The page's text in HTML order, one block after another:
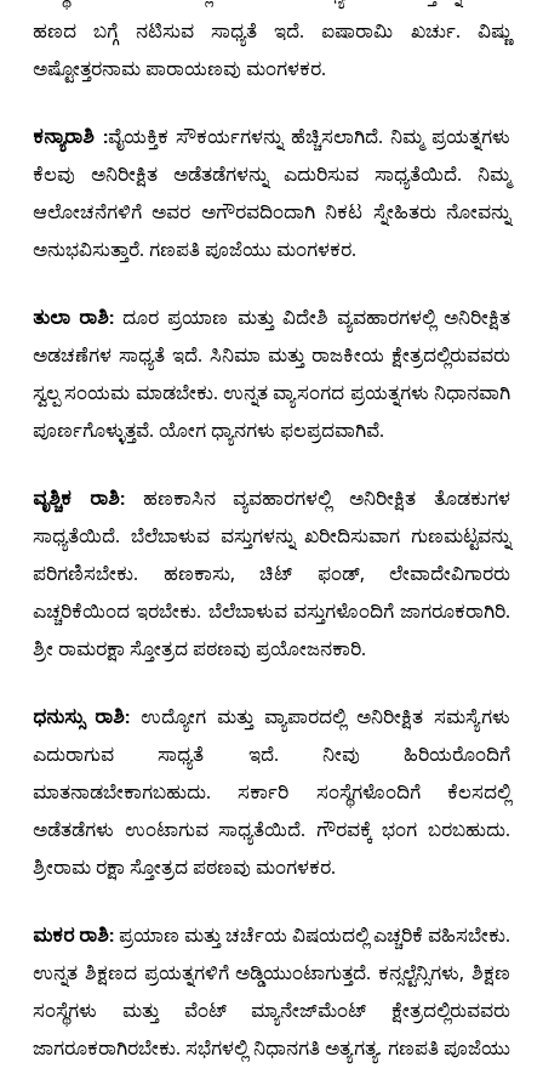
ಹಣದ ಬಗ್ಗೆ ನಟಿಸುವ ಸಾಧ್ಯತೆ ಇದೆ. ಐಷಾರಾಮಿ ಖರ್ಚು. ವಿಷ್ಣು
ಅಷ್ಟೋತ್ತರನಾಮ ಪಾರಾಯಣವು ಮಂಗಳಕರ.
ಕನ್ಯಾರಾಶಿ :ವೈಯಕ್ತಿಕ ಸೌಕರ್ಯಗಳನ್ನು ಹೆಚ್ಚಿಸಲಾಗಿದೆ. ನಿಮ್ಮ ಪ್ರಯತ್ನಗಳು
ಕೆಲವು ಅನಿರೀಕ್ಷಿತ ಅಡೆತಡೆಗಳನ್ನು ಎದುರಿಸುವ ಸಾಧ್ಯತೆಯಿದೆ. ನಿಮ್ಮ
ಆಲೋಚನೆಗಳಿಗೆ ಅವರ ಅಗೌರವದಿಂದಾಗಿ ನಿಕಟ ಸ್ನೇಹಿತರು ನೋವನ್ನು
ಅನುಭವಿಸುತ್ತಾರೆ. ಗಣಪತಿ ಪೂಜೆಯು ಮಂಗಳಕರ.
ತುಲಾ ರಾಶಿ:ದೂರ ಪ್ರಯಾಣ ಮತ್ತು ವಿದೇಶಿ ವ್ಯವಹಾರಗಳಲ್ಲಿ ಅನಿರೀಕ್ಷಿತ
ಅಡಚಣೆಗಳ ಸಾಧ್ಯತೆ ಇದೆ. ಸಿನಿಮಾ ಮತ್ತು ರಾಜಕೀಯ ಕ್ಷೇತ್ರದಲ್ಲಿರುವವರು
ಸ್ವಲ್ಪ ಸಂಯಮ ಮಾಡಬೇಕು. ಉನ್ನತ ವ್ಯಾಸಂಗದ ಪ್ರಯತ್ನಗಳು ನಿಧಾನವಾಗಿ
ಪೂರ್ಣಗೊಳ್ಳುತ್ತವೆ. ಯೋಗ ಧ್ಯಾನಗಳು ಫಲಪ್ರದವಾಗಿವೆ.
ವೃಶ್ಚಿಕ ರಾಶಿ: ಹಣಕಾಸಿನ ವ್ಯವಹಾರಗಳಲ್ಲಿ ಅನಿರೀಕ್ಷಿತ ತೊಡಕುಗಳ
ಸಾಧ್ಯತೆಯಿದೆ. ಬೆಲೆಬಾಳುವ ವಸ್ತುಗಳನ್ನು ಖರೀದಿಸುವಾಗ ಗುಣಮಟ್ಟವನ್ನು
ಪರಿಗಣಿಸಬೇಕು. ಹಣಕಾಸು, ಚಿಟ್ ಫಂಡ್, ಲೇವಾದೇವಿಗಾರರು
ಎಚ್ಚರಿಕೆಯಿಂದ ಇರಬೇಕು. ಬೆಲೆಬಾಳುವ ವಸ್ತುಗಳೊಂದಿಗೆ ಜಾಗರೂಕರಾಗಿರಿ.
ಶ್ರೀ ರಾಮರಕ್ಷಾ ಸ್ತೋತ್ರದ ಪಠಣವು ಪ್ರಯೋಜನಕಾರಿ.
ಧನುಸ್ಸು ರಾಶಿ: ಉದ್ಯೋಗ ಮತ್ತು ವ್ಯಾಪಾರದಲ್ಲಿ ಅನಿರೀಕ್ಷಿತ ಸಮಸ್ಯೆಗಳು
ಎದುರಾಗುವ ಸಾಧ್ಯತೆ ಇದೆ. ನೀವು ಹಿರಿಯರೊಂದಿಗೆ
ಮಾತನಾಡಬೇಕಾಗಬಹುದು. ಸರ್ಕಾರಿ ಸಂಸ್ಥೆಗಳೊಂದಿಗೆ ಕೆಲಸದಲ್ಲಿ
ಅಡೆತಡೆಗಳು ಉಂಟಾಗುವ ಸಾಧ್ಯತೆಯಿದೆ. ಗೌರವಕ್ಕೆ ಭಂಗ ಬರಬಹುದು.
ಶ್ರೀರಾಮ ರಕ್ಷಾ ಸ್ತೋತ್ರದ ಪಠಣವು ಮಂಗಳಕರ.
ಮಕರ ರಾಶಿ: ಪ್ರಯಾಣ ಮತ್ತು ಚರ್ಚೆಯ ವಿಷಯದಲ್ಲಿ ಎಚ್ಚರಿಕೆ ವಹಿಸಬೇಕು.
ಉನ್ನತ ಶಿಕ್ಷಣದ ಪ್ರಯತ್ನಗಳಿಗೆ ಅಡ್ಡಿಯುಂಟಾಗುತ್ತದೆ. ಕನ್ಸಲ್ಟೆನ್ಸಿಗಳು, ಶಿಕ್ಷಣ
ಸಂಸ್ಥೆಗಳು ಮತ್ತು ವೆಂಟ್ ಮ್ಯಾನೇಜ್‌ಮೆಂಟ್ ಕ್ಷೇತ್ರದಲ್ಲಿರುವವರು
ಜಾಗರೂಕರಾಗಿರಬೇಕು. ಸಭೆಗಳಲ್ಲಿ ನಿಧಾನಗತಿ ಅತ್ಯಗತ್ಯ. ಗಣಪತಿ ಪೂಜೆಯು